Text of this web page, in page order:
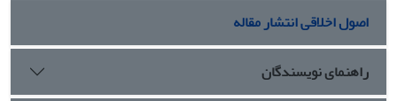
اصول اخلاقی انتشار مقاله
راهنمای نویسندگان